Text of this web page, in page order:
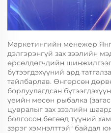
Маркетингийн менежер
дэлгэрэнгүй зах зээлийн
өрсөлдөгчдийн
бүтээгдэхүүний ард
тайлбарлав. Өнгөрсөн
борлуулагдсан
үеийн мөсөн рыбалка
цувралыг зах зээлийн
болгосон бөгөөд түүний
зэрэг хэмнэлттэй" байдал